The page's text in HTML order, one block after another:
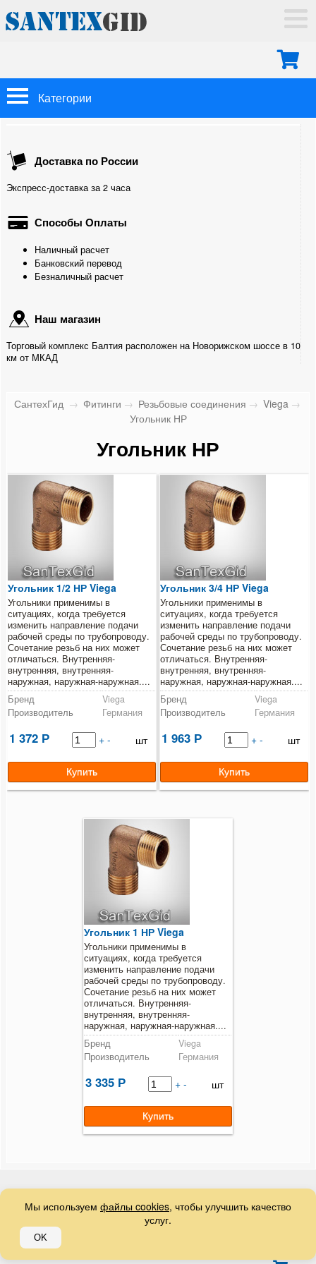
ГЛАВНАЯ
МОНТАЖ
КОНТАКТЫ
Категории
Трубы
Фитинги
Для труб из сшитого полиэтилена
Для металлопластиковых труб
Для медных труб
Для гофрированных труб
Резьбовые соединения
Stout
Uni-Fitt
Viega
Удлинитель
Угольник НР
Угольник ВР/НР
Угольник ВР
Тройник
Ниппель-переход
Ниппель
Футорка НР/ВР
Переходная муфта
Радиаторы отопления
Коллекторные группы
Насосные группы
Бойлеры косвенного нагрева
Емкости пластиковые
Краны шаровые и вентили
Доставка по России
Экспресс-доставка за 2 часа
Способы Оплаты
Наличный расчет
Банковский перевод
Безналичный расчет
Наш магазин
Торговый комплекс Балтия расположен на Новорижском шоссе в 10
км от МКАД
СантехГид → Фитинги → Резьбовые соединения → Viega →
Угольник НР
Угольник НР
Угольник 1/2 НР Viega
Угольники применимы в
ситуациях, когда требуется
изменить направление подачи
рабочей среды по трубопроводу.
Сочетание резьб на них может
отличаться. Внутренняя-
внутренняя, внутренняя-
наружная, наружная-наружная....
Бренд
Viega
Производитель
Германия
1 372 Р + - шт
Угольник 3/4 НР Viega
Угольники применимы в
ситуациях, когда требуется
изменить направление подачи
рабочей среды по трубопроводу.
Сочетание резьб на них может
отличаться. Внутренняя-
внутренняя, внутренняя-
наружная, наружная-наружная....
Бренд
Viega
Производитель
Германия
1 963 Р + - шт
Угольник 1 НР Viega
Угольники применимы в
ситуациях, когда требуется
изменить направление подачи
рабочей среды по трубопроводу.
Сочетание резьб на них может
отличаться. Внутренняя-
внутренняя, внутренняя-
наружная, наружная-наружная....
Бренд
Viega
Производитель
Германия
3 335 Р + - шт
© 2026Сантех Гид
Мы используем файлы cookies, чтобы улучшить качество
услуг.
OK